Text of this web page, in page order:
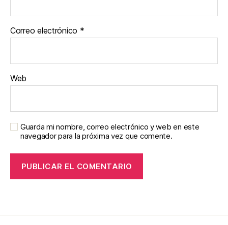
Correo electrónico *
Web
Guarda mi nombre, correo electrónico y web en este
navegador para la próxima vez que comente.